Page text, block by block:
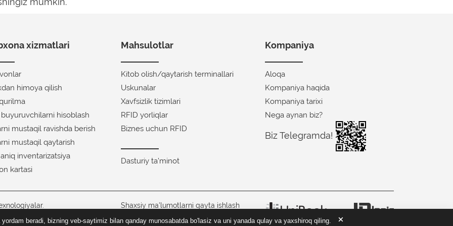
xizmatlari
himoya qilish
buyuruvchilarni hisoblash
mustaqil ravishda berish
mustaqil qaytarish
inventarizatsiya
kartasi
Mahsulotlar
Kitob olish/qaytarish terminallari
Uskunalar
Xavfsizlik tizimlari
RFID yorliqlar
Biznes uchun RFID
Dasturiy ta'minot
Kompaniya
Aloqa
Kompaniya haqida
Kompaniya tarixi
Nega aynan biz?
Biz Telegramda!
Shaxsiy ma'lumotlarni qayta ishlash
beradi, bizning veb-saytimiz bilan qanday munosabatda bo'lasiz va uni yanada qulay va yaxshiroq qiling.